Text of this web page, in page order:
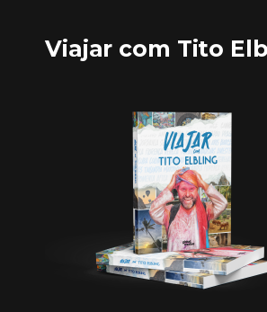
Viajar com Tito